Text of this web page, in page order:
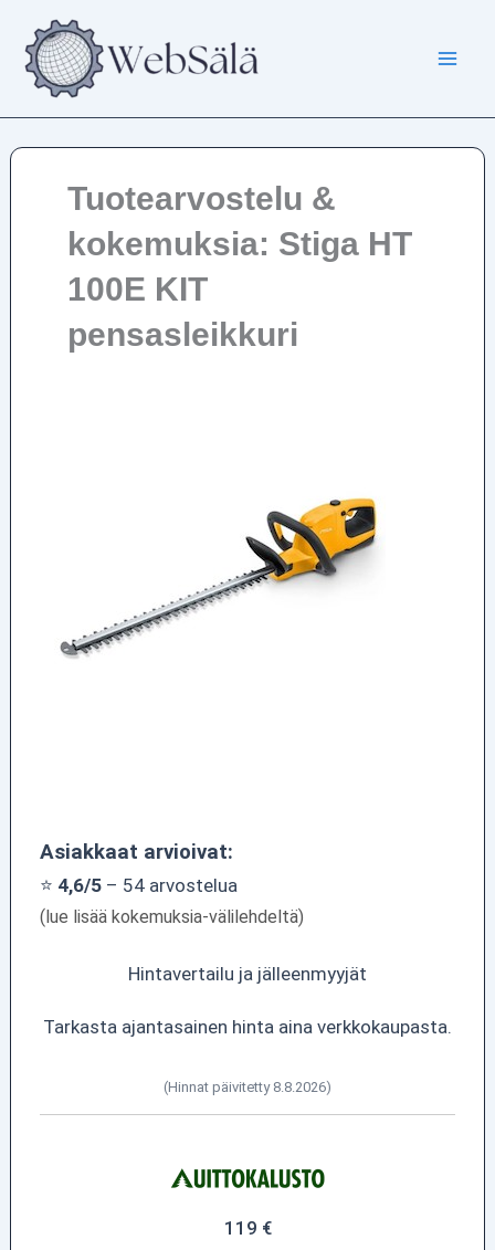
sisältöön
Tuotearvostelu &
kokemuksia: Stiga HT
100E KIT
pensasleikkuri
Asiakkaat arvioivat:
⭐ 4,6/5– 54 arvostelua
(lue lisää kokemuksia-välilehdeltä)
Hintavertailu ja jälleenmyyjät
Tarkasta ajantasainen hinta aina verkkokaupasta.
(Hinnat päivitetty 8.8.2026)
119 €